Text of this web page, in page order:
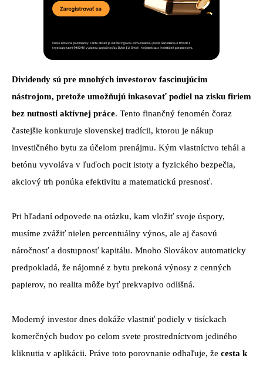
Dividendy sú pre mnohých investorov fascinujúcim
nástrojom, pretože umožňujú inkasovať podiel na zisku firiem
bez nutnosti aktívnej práce. Tento finančný fenomén čoraz
častejšie konkuruje slovenskej tradícii, ktorou je nákup
investičného bytu za účelom prenájmu. Kým vlastníctvo tehál a
betónu vyvoláva v ľuďoch pocit istoty a fyzického bezpečia,
akciový trh ponúka efektivitu a matematickú presnosť.
Pri hľadaní odpovede na otázku, kam vložiť svoje úspory,
musíme zvážiť nielen percentuálny výnos, ale aj časovú
náročnosť a dostupnosť kapitálu. Mnoho Slovákov automaticky
predpokladá, že nájomné z bytu prekoná výnosy z cenných
papierov, no realita môže byť prekvapivo odlišná.
Moderný investor dnes dokáže vlastniť podiely v tisíckach
komerčných budov po celom svete prostredníctvom jediného
kliknutia v aplikácii. Práve toto porovnanie odhaľuje, že cesta k